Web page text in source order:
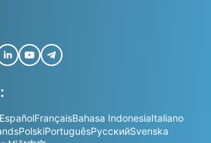
EspañolFrançaisBahasa IndonesiaItaliano
PolskiPortuguêsРусскийSvenska